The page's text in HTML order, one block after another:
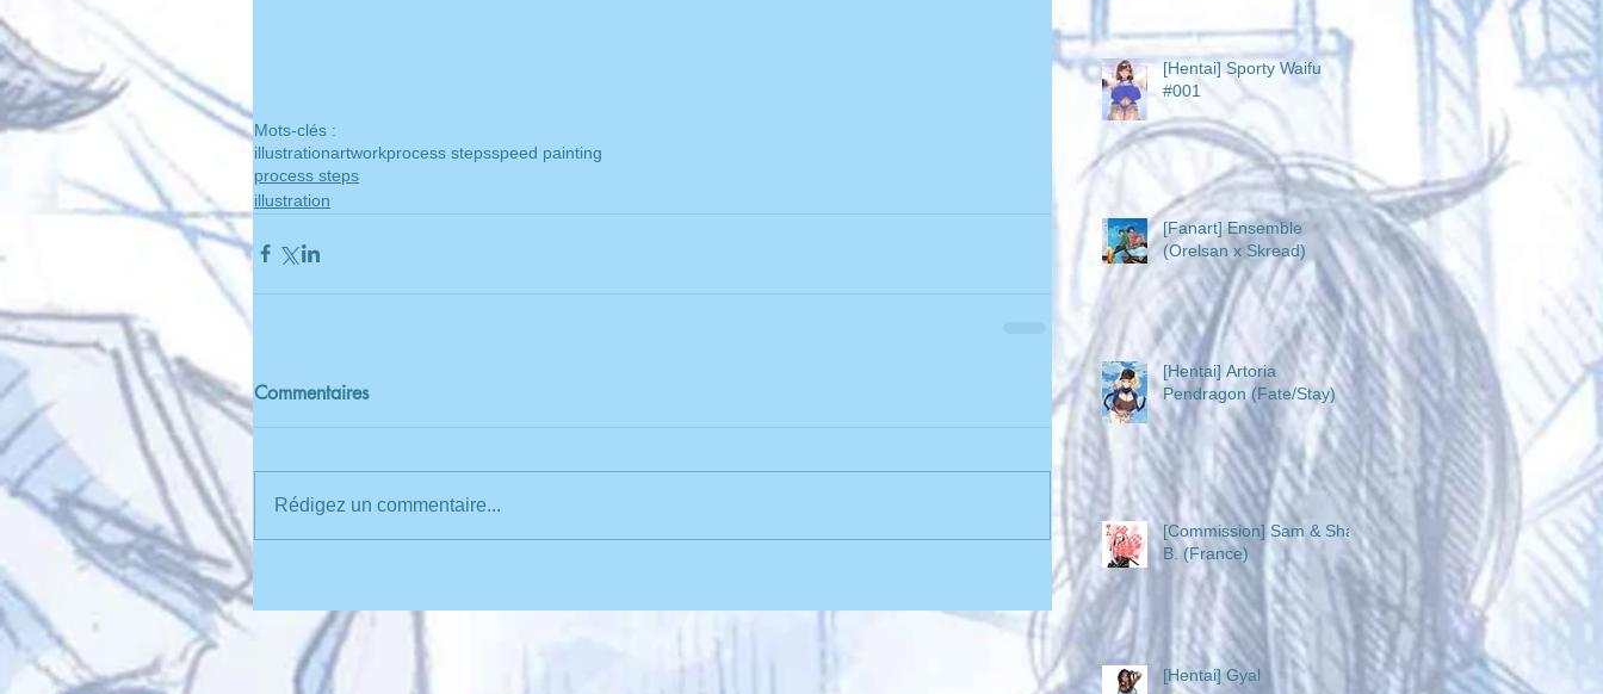
Mots-clés :
illustrationartworkprocess stepsspeed painting
process steps
illustration
Commentaires
Rédigez un commentaire...
[Hentai] Sporty Waifu
#001
[Fanart] Ensemble
(Orelsan x Skread)
[Hentai] Artoria
Pendragon (Fate/Stay)
[Commission] Sam & Sha
B. (France)
[Hentai] Gyal